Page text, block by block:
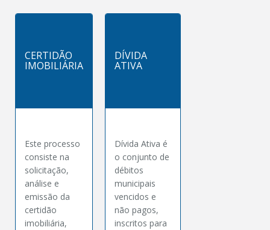
CERTIDÃO
IMOBILIÁRIA
Este processo
consiste na
solicitação,
análise e
emissão da
certidão
imobiliária,
DÍVIDA
ATIVA
Dívida Ativa é
o conjunto de
débitos
municipais
vencidos e
não pagos,
inscritos para